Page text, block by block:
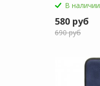
В наличии
580 руб
690 руб